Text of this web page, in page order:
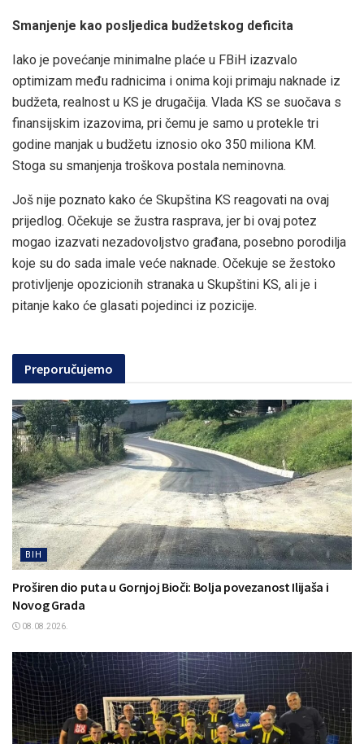
Smanjenje kao posljedica budžetskog deficita
Iako je povećanje minimalne plaće u FBiH izazvalo
optimizam među radnicima i onima koji primaju naknade iz
budžeta, realnost u KS je drugačija. Vlada KS se suočava s
finansijskim izazovima, pri čemu je samo u protekle tri
godine manjak u budžetu iznosio oko 350 miliona KM.
Stoga su smanjenja troškova postala neminovna.
Još nije poznato kako će Skupština KS reagovati na ovaj
prijedlog. Očekuje se žustra rasprava, jer bi ovaj potez
mogao izazvati nezadovoljstvo građana, posebno porodilja
koje su do sada imale veće naknade. Očekuje se žestoko
protivljenje opozicionih stranaka u Skupštini KS, ali je i
pitanje kako će glasati pojedinci iz pozicije.
Preporučujemo
BIH
Proširen dio puta u Gornjoj Bioči: Bolja povezanost Ilijaša i
Novog Grada
08.08.2026.